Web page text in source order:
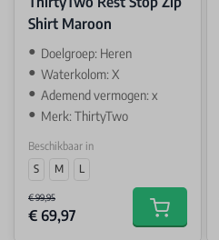
Shirt Maroon
Doelgroep: Heren
Waterkolom: X
Ademend vermogen: x
Merk: ThirtyTwo
Beschikbaar in
S
M L
€ 99,95
€ 69,97 Add to cart